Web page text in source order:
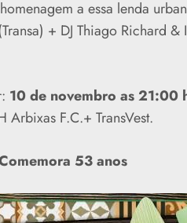
a essa lenda
+ DJ Thiago Richard &
10 de novembro as 21:00
Arbixas F.C.+ TransVest.
53 anos